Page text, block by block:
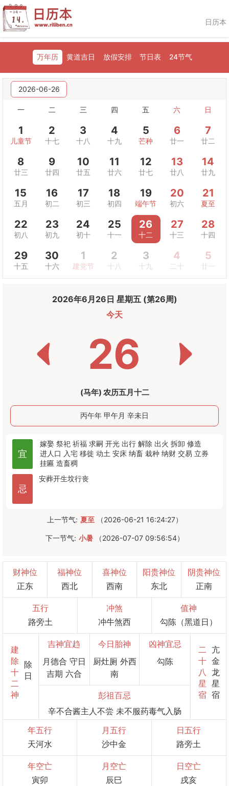
日历本
万年历 黄道吉日 放假安排 节日表 24节气
2026-06-26
一 二 三 四 五 六 日
1
儿童节
2
十七
3
十八
4
十九
5
芒种
6
廿一
7
廿二
8
廿三
9
廿四
10
廿五
11
廿六
12
廿七
13
廿八
14
廿九
15
五月
16
初二
17
初三
18
初四
19
端午节
20
初六
21
夏至
22
初八
23
初九
24
初十
25
十一
26
十二
27
十三
28
十四
29
十五
30
十六
1
建党节
2
十八
3
十九
4 5
廿一
2026年6月26日 星期五 (第26周)
今天
26
(马年) 农历五月十二
丙午年 甲午月 辛未日
宜
嫁娶 祭祀 祈福 求嗣 开光 出行 解除 出火 拆卸 修造
进人口 入宅 移徙 动土 安床 纳畜 栽种 纳财 交易 立券
挂匾 造畜稠
忌
安葬开生坟行丧
上一节气: 夏至 （2026-06-21 16:24:27）
下一节气: 小暑 （2026-07-07 09:56:54）
财神位
正东
福神位
西北
喜神位
西南
阳贵神位
东北
阴贵神位
正南
五行
路旁土
冲煞
冲牛煞西
值神
勾陈（黑道日）
建
除
十
二
神
除
日
吉神宜趋
月德合 守日
吉期 六合
今日胎神
厨灶厕 外西
南
凶神宜忌
勾陈
彭祖百忌
辛不合酱主人不尝 未不服药毒气入肠
二
十
八
星
宿
亢
金
龙
星
宿
年五行
天河水
月五行
沙中金
日五行
路旁土
年空亡
寅卯
月空亡
辰巳
日空亡
戌亥